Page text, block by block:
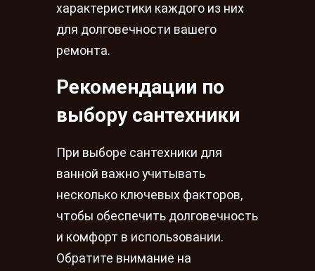
характеристики каждого из них
для долговечности вашего
ремонта.
Рекомендации по
выбору сантехники
При выборе сантехники для
ванной важно учитывать
несколько ключевых факторов,
чтобы обеспечить долговечность
и комфорт в использовании.
Обратите внимание на